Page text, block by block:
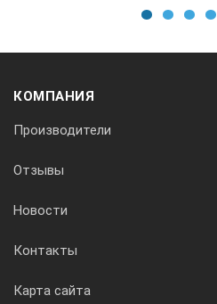
КОМПАНИЯ
Производители
Отзывы
Новости
Контакты
Карта сайта